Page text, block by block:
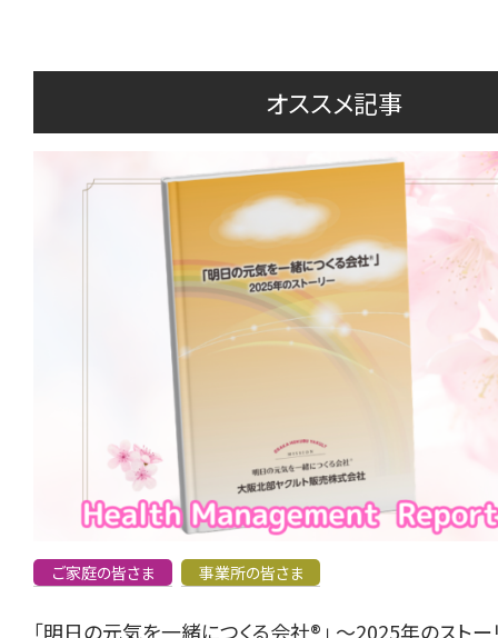
オススメ記事
ご家庭の皆さま 事業所の皆さま
「明日の元気を一緒につくる会社®」 〜2025年のスト